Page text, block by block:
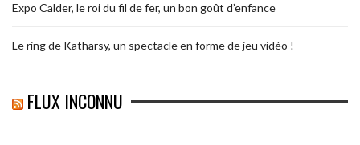
Expo Calder, le roi du fil de fer, un bon goût d’enfance
Le ring de Katharsy, un spectacle en forme de jeu vidéo !
FLUX INCONNU